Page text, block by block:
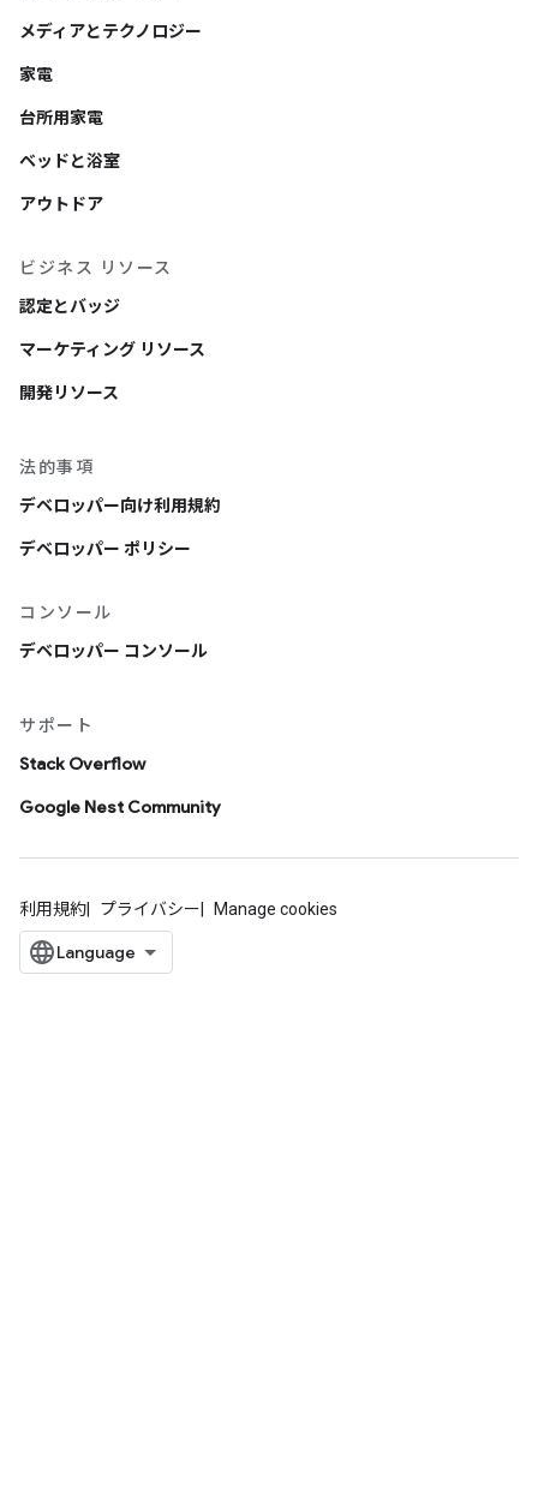
メディアとテクノロジー
家電
台所用家電
ベッドと浴室
アウトドア
ビジネス リソース
認定とバッジ
マーケティング リソース
開発リソース
法的事項
デベロッパー向け利用規約
デベロッパー ポリシー
コンソール
デベロッパー コンソール
サポート
Stack Overflow
Google Nest Community
利用規約 プライバシー Manage cookies